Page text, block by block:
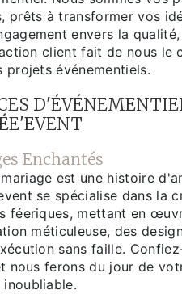
prêts à transformer vos
envers la
client fait de nous le
projets événementiels.
Enchantés
est une histoire
se spécialise dans la
féeriques, mettant en
méticuleuse, des
sans faille.
nous ferons du jour de
inoubliable.